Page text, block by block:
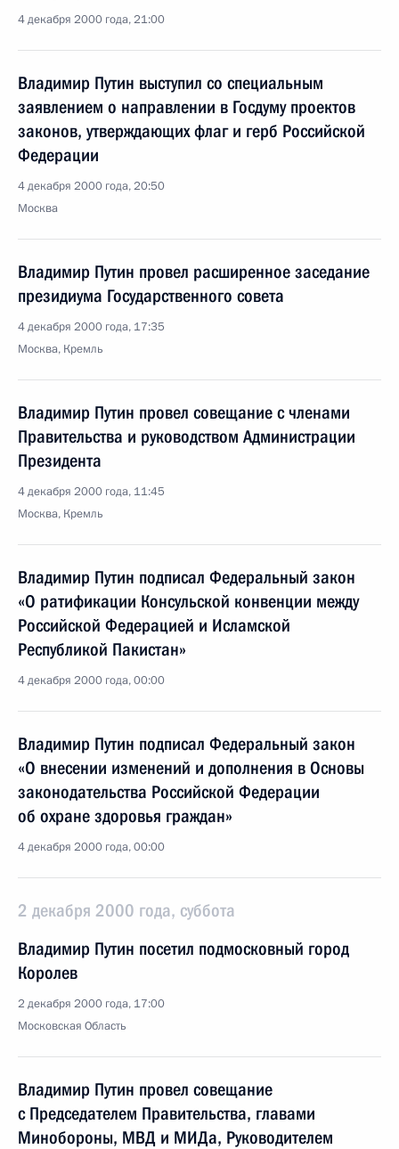
4 декабря 2000 года, 21:00
Владимир Путин выступил со специальным
заявлением о направлении в Госдуму проектов
законов, утверждающих флаг и герб Российской
Федерации
4 декабря 2000 года, 20:50
Москва
Владимир Путин провел расширенное заседание
президиума Государственного совета
4 декабря 2000 года, 17:35
Москва, Кремль
Владимир Путин провел совещание с членами
Правительства и руководством Администрации
Президента
4 декабря 2000 года, 11:45
Москва, Кремль
Владимир Путин подписал Федеральный закон
«О ратификации Консульской конвенции между
Российской Федерацией и Исламской
Республикой Пакистан»
4 декабря 2000 года, 00:00
Владимир Путин подписал Федеральный закон
«О внесении изменений и дополнения в Основы
законодательства Российской Федерации
об охране здоровья граждан»
4 декабря 2000 года, 00:00
2 декабря 2000 года, суббота
Владимир Путин посетил подмосковный город
Королев
2 декабря 2000 года, 17:00
Московская Область
Владимир Путин провел совещание
с Председателем Правительства, главами
Минобороны, МВД и МИДа, Руководителем